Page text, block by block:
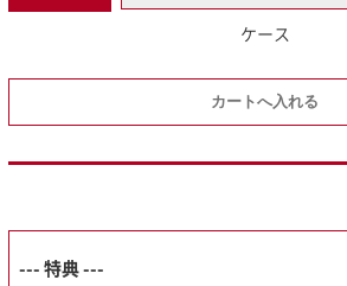
ケース
--- 特典 ---